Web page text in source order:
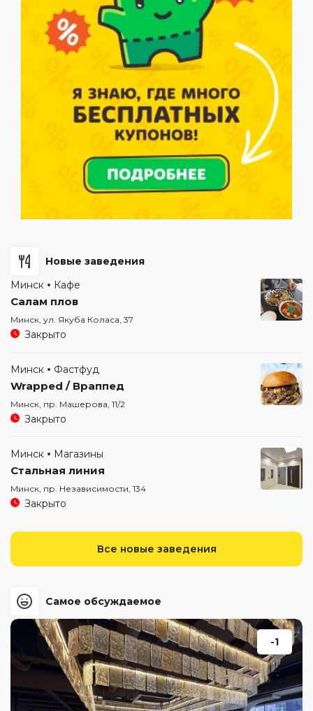
Новые заведения
Минск
Кафе
Салам плов
Минск, ул. Якуба Коласа, 37
Закрыто
Минск Фастфуд
Wrapped / Враппед
Минск, пр. Машерова, 11/2
Закрыто
Минск Магазины
Стальная линия
Минск, пр. Независимости, 134
Закрыто
Все новые заведения
Самое обсуждаемое
-1